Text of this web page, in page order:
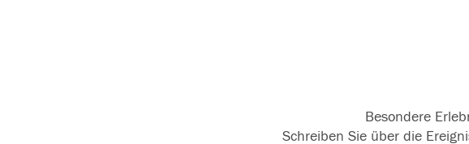
Besondere
Schreiben Sie über die